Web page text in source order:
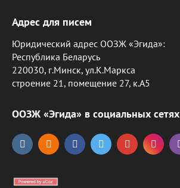
Адрес для писем
Юридический адрес ООЗЖ «Эгида»:
Республика Беларусь
220030, г.Минск, ул.К.Маркса
строение 21, помещение 27, к.А5
ООЗЖ «Эгида» в социальных сетях